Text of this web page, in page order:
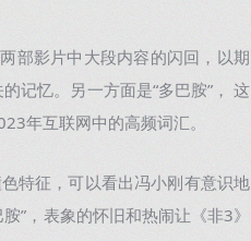
部影片中大段内容的闪回，以期
记忆。另一方面是“多巴胺”， 这
年互联网中的高频词汇。
特征，可以看出冯小刚有意识地
”，表象的怀旧和热闹让《非3》